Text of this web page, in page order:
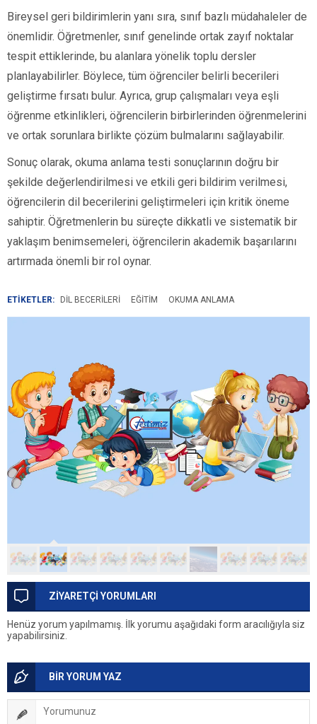
Bireysel geri bildirimlerin yanı sıra, sınıf bazlı müdahaleler de
önemlidir. Öğretmenler, sınıf genelinde ortak zayıf noktalar
tespit ettiklerinde, bu alanlara yönelik toplu dersler
planlayabilirler. Böylece, tüm öğrenciler belirli becerileri
geliştirme fırsatı bulur. Ayrıca, grup çalışmaları veya eşli
öğrenme etkinlikleri, öğrencilerin birbirlerinden öğrenmelerini
ve ortak sorunlara birlikte çözüm bulmalarını sağlayabilir.
Sonuç olarak, okuma anlama testi sonuçlarının doğru bir
şekilde değerlendirilmesi ve etkili geri bildirim verilmesi,
öğrencilerin dil becerilerini geliştirmeleri için kritik öneme
sahiptir. Öğretmenlerin bu süreçte dikkatli ve sistematik bir
yaklaşım benimsemeleri, öğrencilerin akademik başarılarını
artırmada önemli bir rol oynar.
ETİKETLER: DIL BECERILERI EĞITIM OKUMA ANLAMA
ZİYARETÇİ YORUMLARI
Henüz yorum yapılmamış. İlk yorumu aşağıdaki form aracılığıyla siz
yapabilirsiniz.
BİR YORUM YAZ